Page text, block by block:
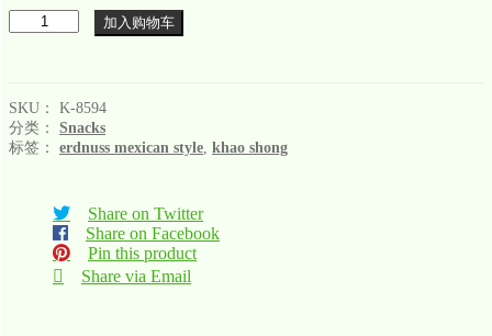
加入购物车
SKU： K-8594
分类： Snacks
标签： erdnuss mexican style khao shong
Share on Twitter
Share on Facebook
Pin this product
Share via Email